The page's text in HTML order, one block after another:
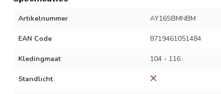
Artikelnummer AY16SBMNBM
EAN Code 8719461051484
Kledingmaat 104 - 116
Standlicht